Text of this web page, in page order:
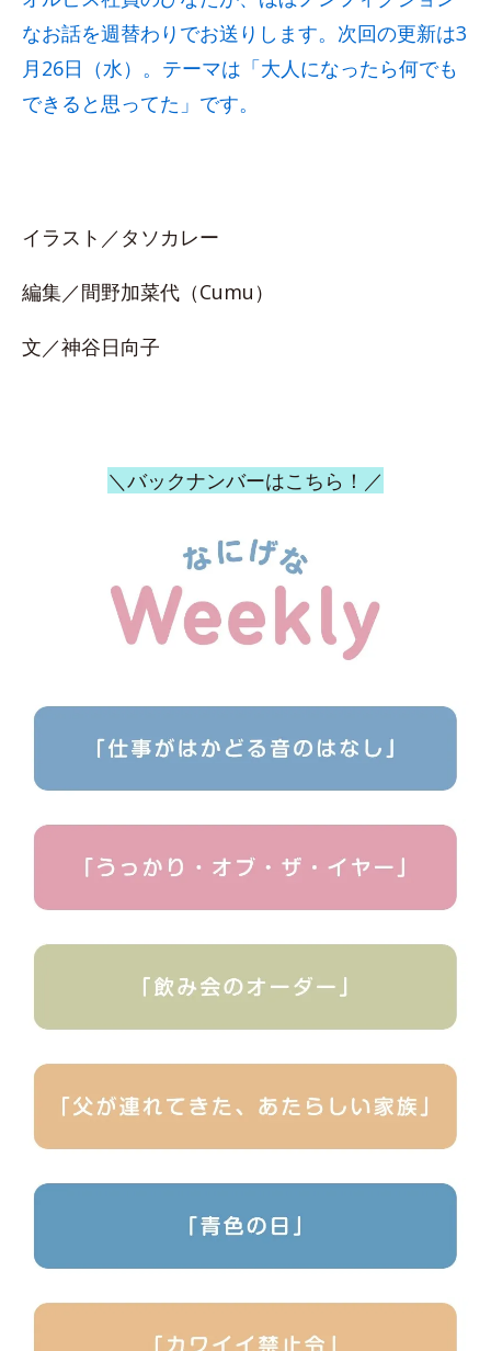
なお話を週替わりでお送りします。次回の更新は3
月26日（水）。テーマは「大人になったら何でも
できると思ってた」です。
イラスト／タソカレー
編集／間野加菜代（Cumu）
文／神谷日向子
＼バックナンバーはこちら！／